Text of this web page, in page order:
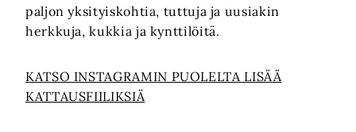
paljon yksityiskohtia, tuttuja ja uusiakin
herkkuja, kukkia ja kynttilöitä.
KATSO INSTAGRAMIN PUOLELTA LISÄÄ
KATTAUSFIILIKSIÄ